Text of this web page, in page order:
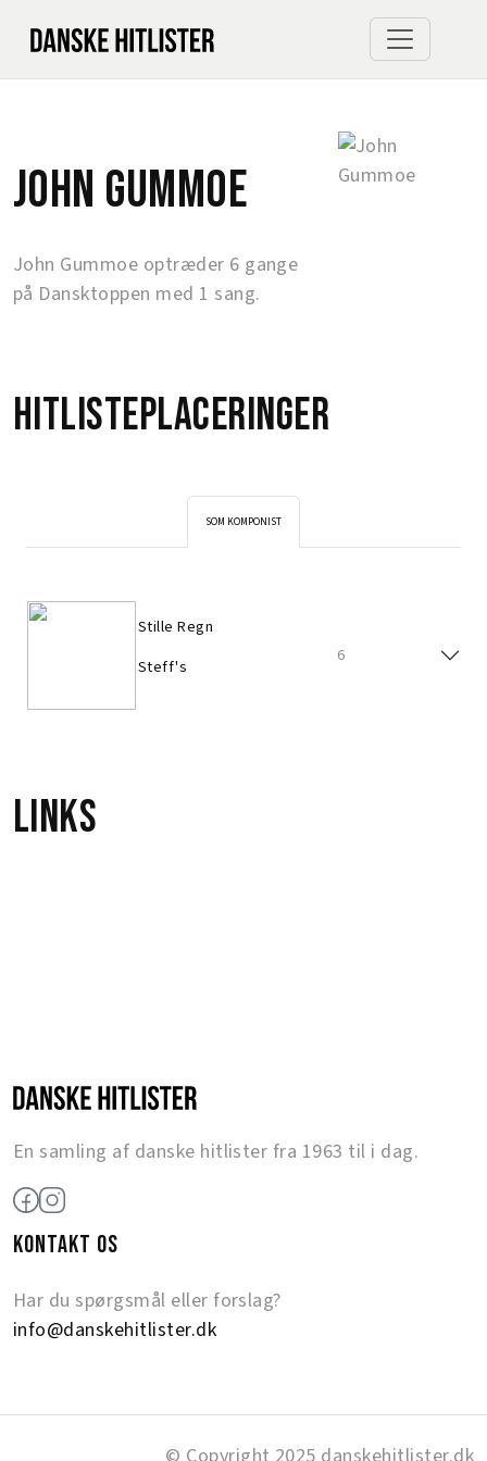
John Gummoe
John Gummoe optræder 6 gange
på Dansktoppen med 1 sang.
Hitlisteplaceringer
SOM KOMPONIST
Stille Regn
Steff's
6
Links
En samling af danske hitlister fra 1963 til i dag.
KONTAKT OS
Har du spørgsmål eller forslag?
info@danskehitlister.dk